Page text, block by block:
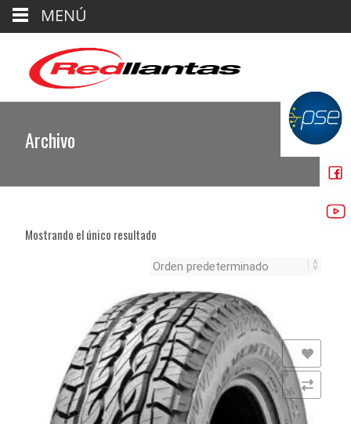
Archivo
Mostrando el único resultado
Comparar
Añadir a la lista de deseos
MENÚ